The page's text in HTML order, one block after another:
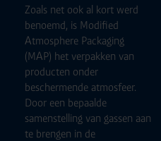
Zoals net ook al kort werd
benoemd, is Modified
Atmosphere Packaging
(MAP) het verpakken van
producten onder
beschermende atmosfeer.
Door een bepaalde
samenstelling van gassen aan
te brengen in de